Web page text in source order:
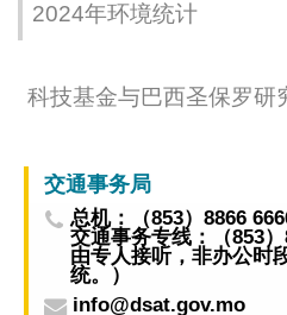
2024年环境统计
科技基金与巴西圣保罗研
交通事务局
总机：（853）8866
交通事务专线：（853
由专人接听，非办公时
统。）
info@dsat.gov.mo